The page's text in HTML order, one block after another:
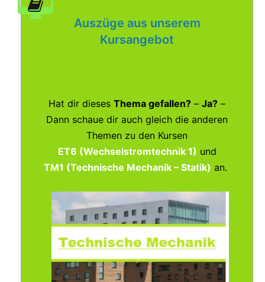
Auszüge aus unserem
Kursangebot
Hat dir dieses Thema gefallen? – Ja? –
Dann schaue dir auch gleich die anderen
Themen zu den Kursen
ET6 (Wechselstromtechnik 1) und
TM1 (Technische Mechanik – Statik) an.